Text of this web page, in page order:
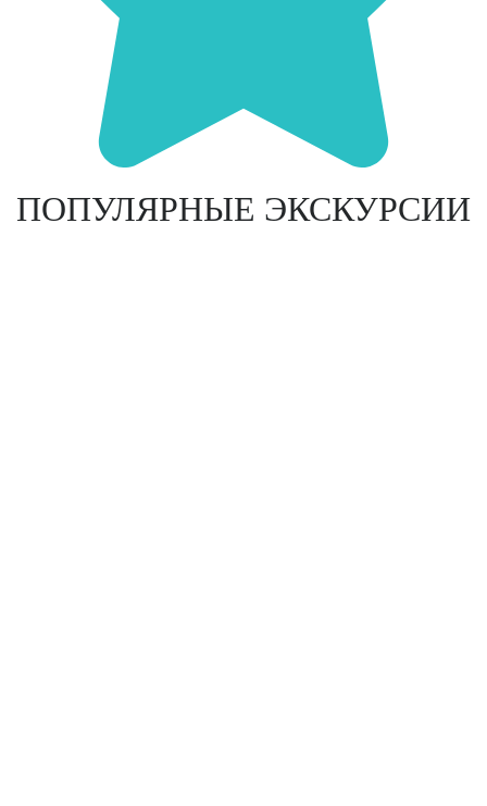
ПОПУЛЯРНЫЕ ЭКСКУРСИИ